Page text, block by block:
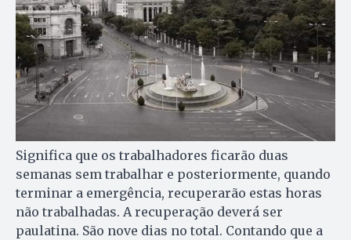
Significa que os trabalhadores ficarão duas
semanas sem trabalhar e posteriormente, quando
terminar a emergência, recuperarão estas horas
não trabalhadas. A recuperação deverá ser
paulatina. São nove dias no total. Contando que a